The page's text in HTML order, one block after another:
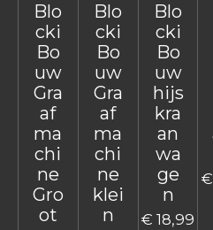
Blo
cki
Bo
uw
Gra
af
ma
chi
ne
Gro
ot
Blo
cki
Bo
uw
Gra
af
ma
chi
ne
klei
n
Blo
cki
Bo
uw
hijs
kra
an
wa
ge
n
€ 18,99